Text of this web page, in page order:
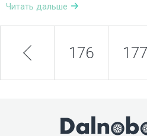
Читать дальше
prev 176 177